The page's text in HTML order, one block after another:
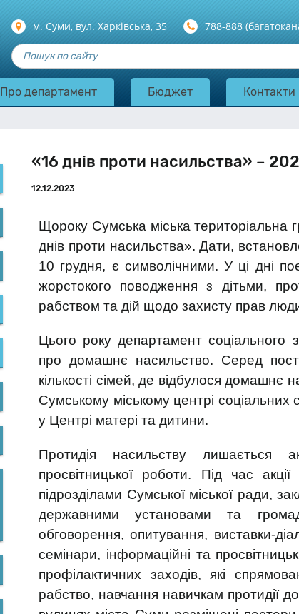
м. Суми, вул. Харкiвська, 35 788-888
Про департамент Бюджет Контакти
«16 днів проти насильства» –
12.12.2023
Щороку Сумська міська територіальна
днів проти насильства». Дати,
10 грудня, є символічними. У ці дні
жорстокого поводження з дітьми,
рабством та дій щодо захисту прав
Цього року департамент соціального
про домашнє насильство. Серед
кількості сімей, де відбулося домашнє
Сумському міському центрі
у Центрі матері та дитини.
Протидія насильству лишається
просвітницької роботи. Під час
підрозділами Сумської міської ради,
державними установами та
обговорення, опитування, виставки-
семінари, інформаційні та
профілактичних заходів, які
рабство, навчання навичкам протидії